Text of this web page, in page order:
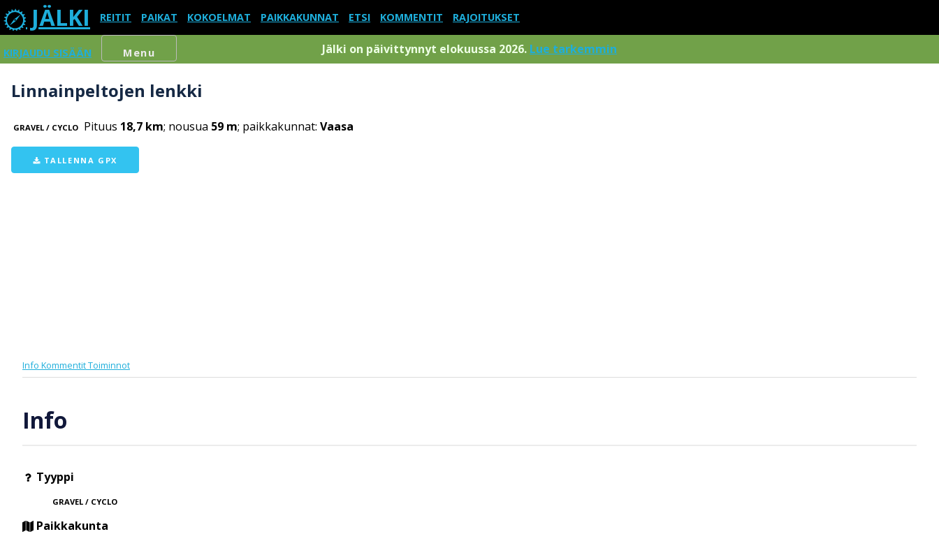
JÄLKI REITIT PAIKAT KOKOELMAT PAIKKAKUNNAT ETSI KOMMENTIT RAJOITUKSET
KIRJAUDU SISÄÄN Menu Jälki on päivittynnyt elokuussa 2026. Lue tarkemmin
Linnainpeltojen lenkki
GRAVEL / CYCLO Pituus 18,7 km; nousua 59 m; paikkakunnat: Vaasa
TALLENNA GPX
Info KommentitToiminnot
Info
Tyyppi
GRAVEL / CYCLO
Paikkakunta